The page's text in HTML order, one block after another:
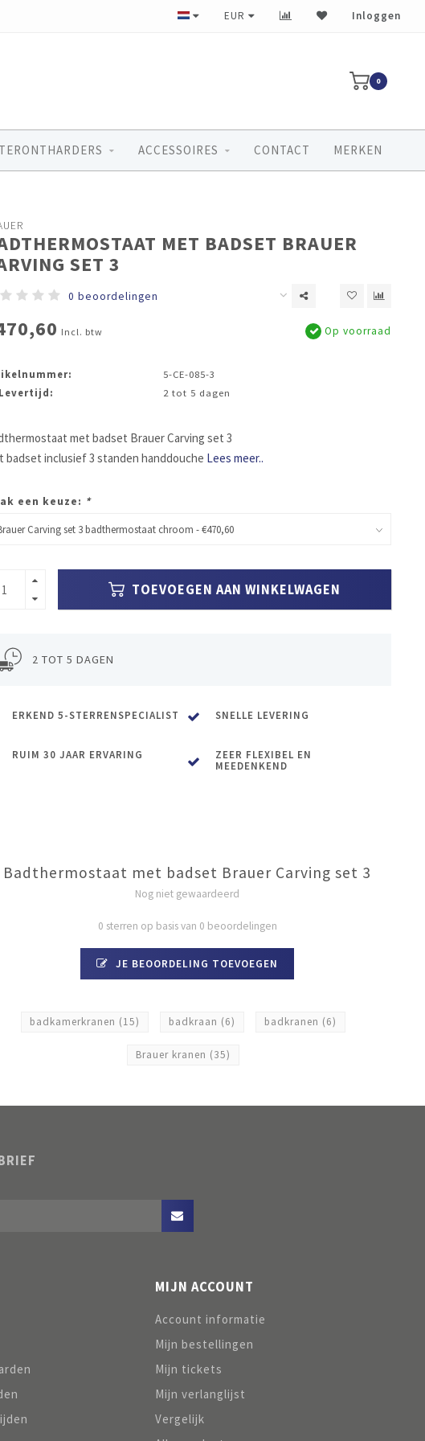
Ruim 40 jaar ervaring
EUR Inloggen
0
ACCESSOIRES CONTACT MERKEN
MET BADSET BRAUER
SET 3
0 beoordelingen
Incl. btw Op voorraad
5-CE-085-3
Levertijd:
2 tot 5 dagen
met badset Brauer Carving set 3
badset inclusief 3 standen handdouche Lees meer..
een keuze: *
TOEVOEGEN AAN WINKELWAGEN
2 TOT 5 DAGEN
ERKEND 5-STERRENSPECIALIST SNELLE LEVERING
RUIM 30 JAAR ERVARING
ZEER FLEXIBEL EN
MEEDENKEND
Badthermostaat met badset Brauer Carving set 3
Nog niet gewaardeerd
0 sterren op basis van 0 beoordelingen
JE BEOORDELING TOEVOEGEN
badkamerkranen (15) badkraan (6) badkranen (6)
Brauer kranen (35)
MIJN ACCOUNT
Account informatie
Mijn bestellingen
Mijn tickets
Mijn verlanglijst
Vergelijk